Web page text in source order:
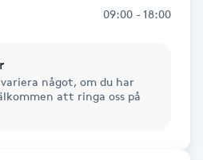
09:00 - 18:00
något, om du har
att ringa oss på